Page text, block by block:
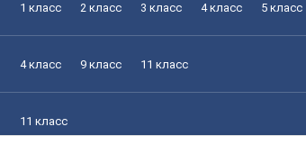
1 класс 2 класс 3 класс 4 класс 5 класс
4 класс 9 класс 11 класс
11 класс